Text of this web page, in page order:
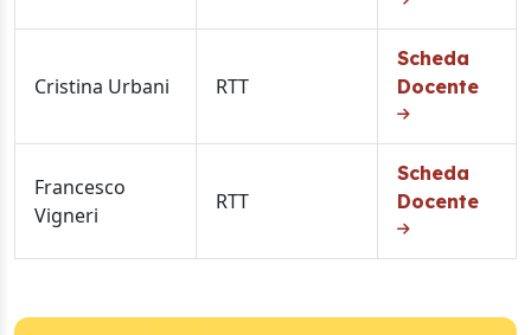
Cristina Urbani RTT
Scheda
Docente
Francesco
Vigneri
RTT
Scheda
Docente